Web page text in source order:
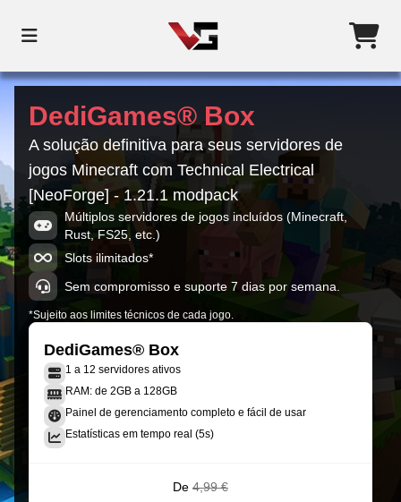
DediGames® Box
A solução definitiva para seus servidores de
jogos Minecraft com Technical Electrical
[NeoForge] - 1.21.1 modpack
Múltiplos servidores de jogos incluídos (Minecraft,
Rust, FS25, etc.)
Slots ilimitados*
Sem compromisso e suporte 7 dias por semana.
*Sujeito aos limites técnicos de cada jogo.
DediGames® Box
1 a 12 servidores ativos
RAM: de 2GB a 128GB
Painel de gerenciamento completo e fácil de usar
Estatísticas em tempo real (5s)
De 4,99 €